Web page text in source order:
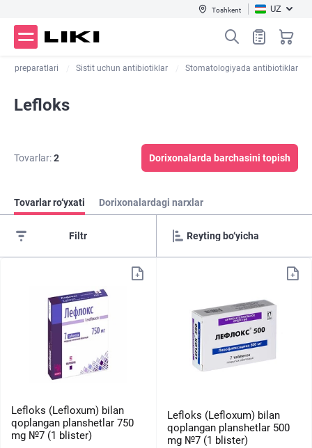
Toshkent UZ
preparatlari Sistit uchun antibiotiklar Stomatologiyada antibiotiklar
Lefloks
Tovarlar:2 Dorixonalarda barchasini topish
Tovarlar ro‘yxati Dorixonalardagi narxlar
Filtr
Lefloks (Lefloxum) bilan
qoplangan planshetlar 750
mg №7 (1 blister)
Lefloks (Lefloxum) bilan
qoplangan planshetlar 500
mg №7 (1 blister)